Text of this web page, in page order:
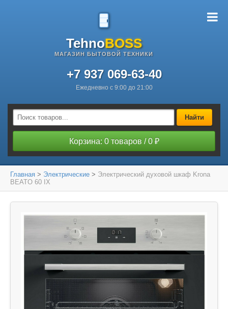
TehnoBOSS
МАГАЗИН БЫТОВОЙ ТЕХНИКИ
+7 937 069-63-40
Ежедневно с 9:00 до 21:00
Найти
Корзина: 0 товаров / 0 ₽
Главная > Электрические > Электрический духовой шкаф Krona
BEATO 60 IX